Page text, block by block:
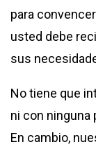
para
usted debe
sus
No tiene que
ni con ninguna
En cambio,